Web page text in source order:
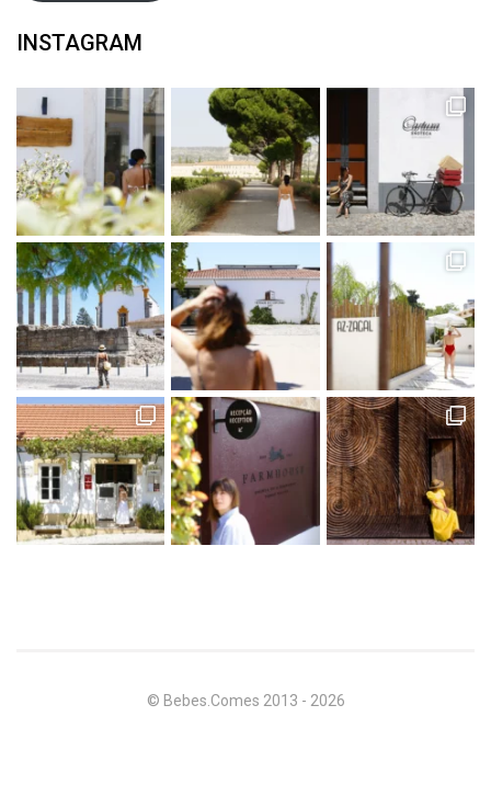
INSTAGRAM
© Bebes.Comes 2013 - 2026